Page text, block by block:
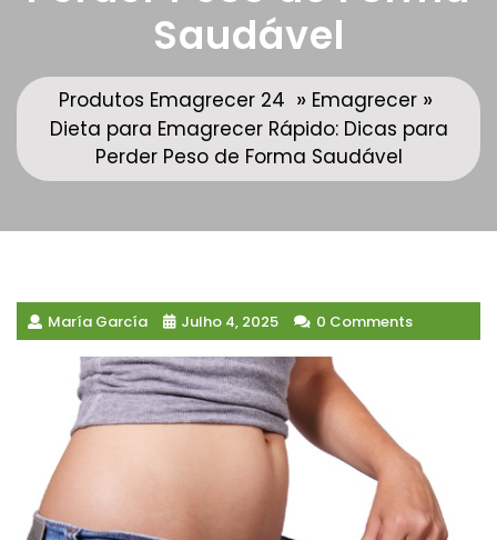
Saudável
Produtos Emagrecer 24 » Emagrecer »
Dieta para Emagrecer Rápido: Dicas para
Perder Peso de Forma Saudável
María García Julho 4, 2025 0 Comments